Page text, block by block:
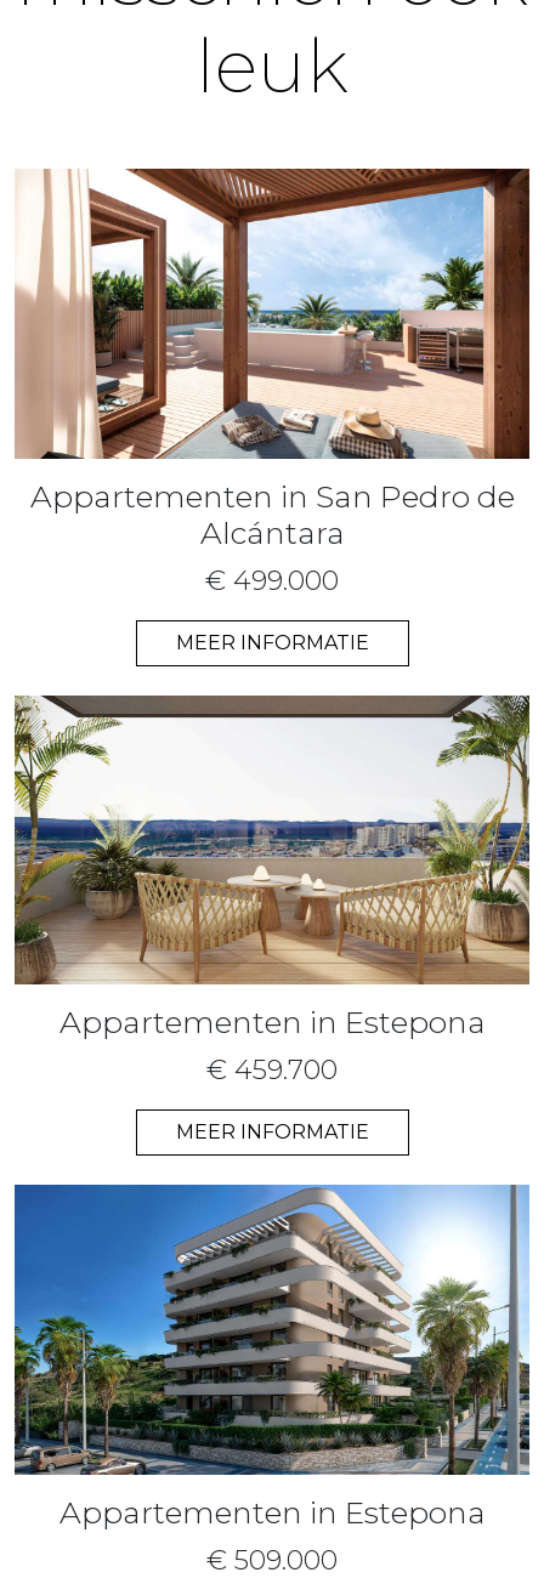
leuk
Appartementen in San Pedro de
Alcántara
€ 499.000
MEER INFORMATIE
Appartementen in Estepona
€ 459.700
MEER INFORMATIE
Appartementen in Estepona
€ 509.000